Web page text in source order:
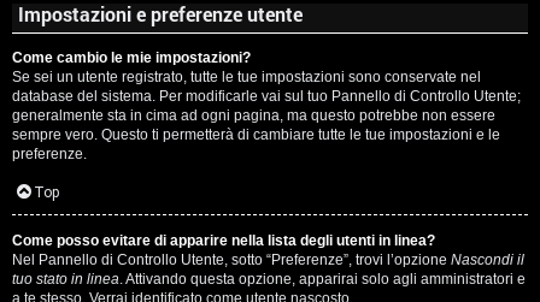
e
r
c
a
F
Impostazioni e preferenze utente
Come cambio le mie impostazioni?
Se sei un utente registrato, tutte le tue impostazioni sono conservate nel
database del sistema. Per modificarle vai sul tuo Pannello di Controllo Utente;
generalmente sta in cima ad ogni pagina, ma questo potrebbe non essere
sempre vero. Questo ti permetterà di cambiare tutte le tue impostazioni e le
preferenze.
Top
Come posso evitare di apparire nella lista degli utenti in linea?
Nel Pannello di Controllo Utente, sotto “Preferenze”, trovi l’opzione Nascondi il
tuo stato in linea. Attivando questa opzione, apparirai solo agli amministratori e
a te stesso. Verrai identificato come utente nascosto.
V
i
n
i
l
i
/